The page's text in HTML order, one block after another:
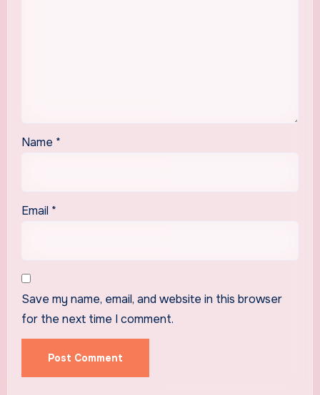
Name *
Email *
Save my name, email, and website in this browser
for the next time I comment.